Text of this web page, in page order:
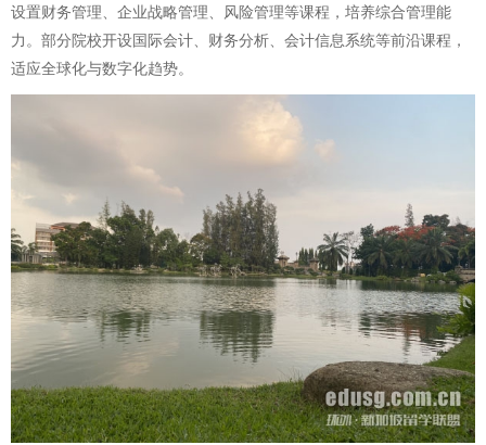
设置财务管理、企业战略管理、风险管理等课程，培养综合管理能
力。部分院校开设国际会计、财务分析、会计信息系统等前沿课程，
适应全球化与数字化趋势。